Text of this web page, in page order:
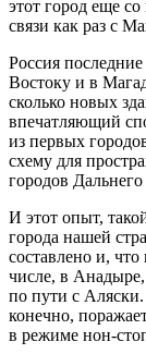
этот город еще
связи как раз с
Россия
Востоку и в
сколько новых
впечатляющий
из первых
схему для
городов
И этот опыт,
города нашей
составлено и,
числе, в Анадыре,
по пути с Аляски.
конечно,
в режиме нон-